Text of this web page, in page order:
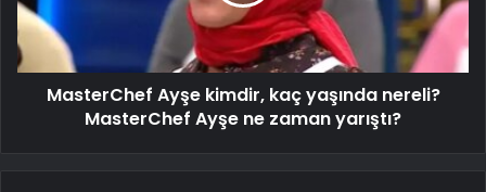
MasterChef Ayşe kimdir, kaç yaşında nereli?
MasterChef Ayşe ne zaman yarıştı?